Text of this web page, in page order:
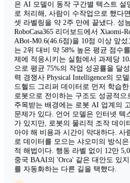
은 AI 모델이 동작 구간별 텍스트 설
로 처리해, 사람이 수작업으로 했다
셋 라벨링을 약 2주 만에 끝냈다. 성
RoboCasa365 리더보드에서 Xiaomi-
ABot-M0.6(46.6점)을 10점 이상 앞섰
는 2위 대비 약 58% 높은 평균 점수
제에 적응시키는 실험에서 과제당
으로 평균 75%의 작업 성공률을 달
력 경쟁사 Physical Intelligence의 모
드헬드 그리퍼 데이터로 먼저 학습
로봇으로 전이하는 구조도 성공적
주목받는 배경에는 로봇 AI 업계의
문제가 있다. 언어 모델은 인터넷 텍
가 있지만, 로봇의 물리적 조작 데이
아야 해 비용과 시간이 막대하다. 사
로 데이터를 모으는 샤오미의 방식
적 해법이다. 행동 라벨 없이 12만
중국 BAAI의 'Orca' 같은 대안도 있
를 자동화하는 다른 길을 택했다.